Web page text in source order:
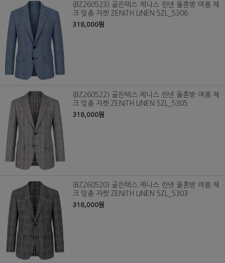
(BZ260523) 골든텍스 제니스 린넨 울혼방 여름 체
크 맞춤 자켓 ZENITH LINEN 5ZL_5306
318,000원
(BZ260522) 골든텍스 제니스 린넨 울혼방 여름 체
크 맞춤 자켓 ZENITH LINEN 5ZL_5305
318,000원
(BZ260520) 골든텍스 제니스 린넨 울혼방 여름 체
크 맞춤 자켓 ZENITH LINEN 5ZL_5303
318,000원